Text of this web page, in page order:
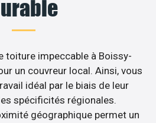
toiture impeccable à Boissy-
un couvreur local. Ainsi, vous
idéal par le biais de leur
spécificités régionales.
géographique permet un